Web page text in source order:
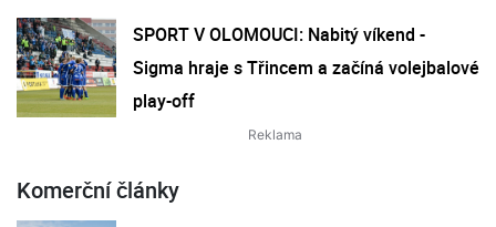
SPORT V OLOMOUCI: Nabitý víkend -
Sigma hraje s Třincem a začíná volejbalové
play-off
Komerční články